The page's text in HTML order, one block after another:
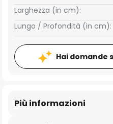
Larghezza (in cm):
Lungo / Profondità (in cm):
Hai domande
Più informazioni